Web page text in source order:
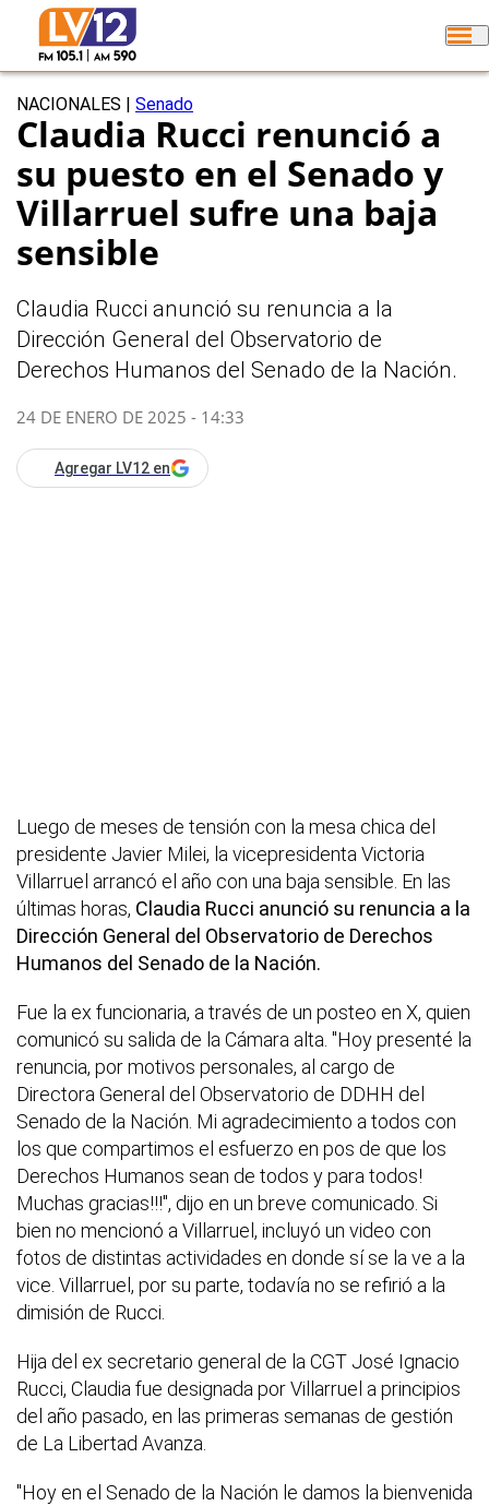
NACIONALES Senado
Claudia Rucci renunció a
su puesto en el Senado y
Villarruel sufre una baja
sensible
Claudia Rucci anunció su renuncia a la
Dirección General del Observatorio de
Derechos Humanos del Senado de la Nación.
24 DE ENERO DE 2025 - 14:33
Agregar LV12 en
Luego de meses de tensión con la mesa chica del
presidente Javier Milei, la vicepresidenta Victoria
Villarruel arrancó el año con una baja sensible. En las
últimas horas, Claudia Rucci anunció su renuncia a la
Dirección General del Observatorio de Derechos
Humanos del Senado de la Nación.
Fue la ex funcionaria, a través de un posteo en X, quien
comunicó su salida de la Cámara alta. "Hoy presenté la
renuncia, por motivos personales, al cargo de
Directora General del Observatorio de DDHH del
Senado de la Nación. Mi agradecimiento a todos con
los que compartimos el esfuerzo en pos de que los
Derechos Humanos sean de todos y para todos!
Muchas gracias!!!", dijo en un breve comunicado. Si
bien no mencionó a Villarruel, incluyó un video con
fotos de distintas actividades en donde sí se la ve a la
vice. Villarruel, por su parte, todavía no se refirió a la
dimisión de Rucci.
Hija del ex secretario general de la CGT José Ignacio
Rucci, Claudia fue designada por Villarruel a principios
del año pasado, en las primeras semanas de gestión
de La Libertad Avanza.
"Hoy en el Senado de la Nación le damos la bienvenida